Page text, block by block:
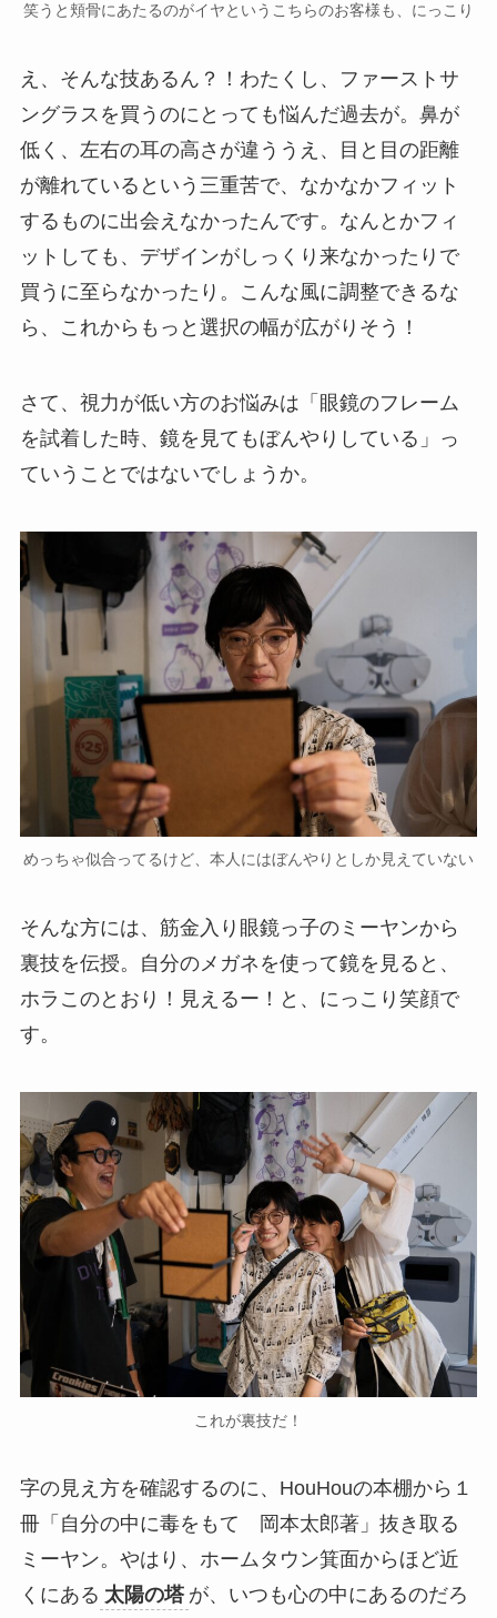
笑うと頬骨にあたるのがイヤというこちらのお客様も、にっこり
え、そんな技あるん？！わたくし、ファーストサ
ングラスを買うのにとっても悩んだ過去が。鼻が
低く、左右の耳の高さが違ううえ、目と目の距離
が離れているという三重苦で、なかなかフィット
するものに出会えなかったんです。なんとかフィ
ットしても、デザインがしっくり来なかったりで
買うに至らなかったり。こんな風に調整できるな
ら、これからもっと選択の幅が広がりそう！
さて、視力が低い方のお悩みは「眼鏡のフレーム
を試着した時、鏡を見てもぼんやりしている」っ
ていうことではないでしょうか。
めっちゃ似合ってるけど、本人にはぼんやりとしか見えていない
そんな方には、筋金入り眼鏡っ子のミーヤンから
裏技を伝授。自分のメガネを使って鏡を見ると、
ホラこのとおり！見えるー！と、にっこり笑顔で
す。
これが裏技だ！
字の見え方を確認するのに、HouHouの本棚から１
冊「自分の中に毒をもて 岡本太郎著」抜き取る
ミーヤン。やはり、ホームタウン箕面からほど近
くにある 太陽の塔 が、いつも心の中にあるのだろ